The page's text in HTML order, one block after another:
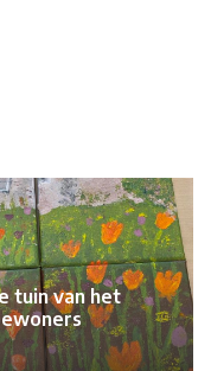
tuin van het